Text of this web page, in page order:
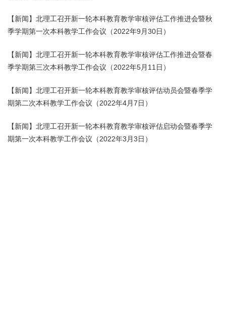
【新闻】北理工召开新一轮本科教育教学审核评估工作推进会暨秋
季学期第一次本科教学工作会议（2022年9月30日）
【新闻】北理工召开新一轮本科教育教学审核评估工作推进会暨春
季学期第三次本科教学工作会议（2022年5月11日）
【新闻】北理工召开新一轮本科教育教学审核评估动员会暨春季学
期第二次本科教学工作会议（2022年4月7日）
【新闻】北理工召开新一轮本科教育教学审核评估启动会暨春季学
期第一次本科教学工作会议（2022年3月3日）